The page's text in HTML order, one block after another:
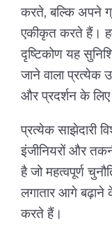
करते, बल्कि अपने
एकीकृत करते हैं।
दृष्टिकोण यह
जाने वाला प्रत्येक
और प्रदर्शन के लिए
प्रत्येक साझेदारी
इंजीनियरों और
है जो महत्वपूर्ण
लगातार आगे बढ़ाने
करते हैं।